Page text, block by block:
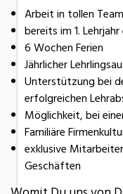
Arbeit in tollen
bereits im 1.
6 Wochen Ferien
Jährlicher
Unterstützung bei
erfolgreichen
Möglichkeit, bei
Familiäre
exklusive
Geschäften